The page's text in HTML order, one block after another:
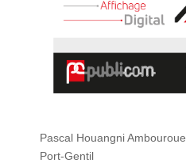
Pascal Houangni Ambouroue
Port-Gentil